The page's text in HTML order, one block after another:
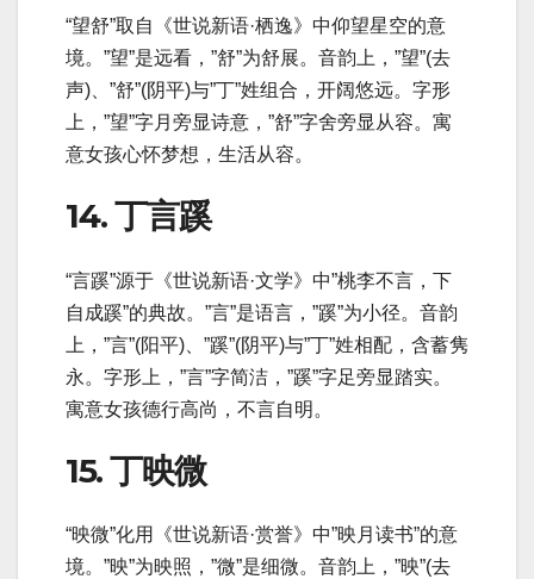
“望舒”取自《世说新语·栖逸》中仰望星空的意
境。”望”是远看，”舒”为舒展。音韵上，”望”(去
声)、”舒”(阴平)与”丁”姓组合，开阔悠远。字形
上，”望”字月旁显诗意，”舒”字舍旁显从容。寓
意女孩心怀梦想，生活从容。
14. 丁言蹊
“言蹊”源于《世说新语·文学》中”桃李不言，下
自成蹊”的典故。”言”是语言，”蹊”为小径。音韵
上，”言”(阳平)、”蹊”(阴平)与”丁”姓相配，含蓄隽
永。字形上，”言”字简洁，”蹊”字足旁显踏实。
寓意女孩德行高尚，不言自明。
15. 丁映微
“映微”化用《世说新语·赏誉》中”映月读书”的意
境。”映”为映照，”微”是细微。音韵上，”映”(去